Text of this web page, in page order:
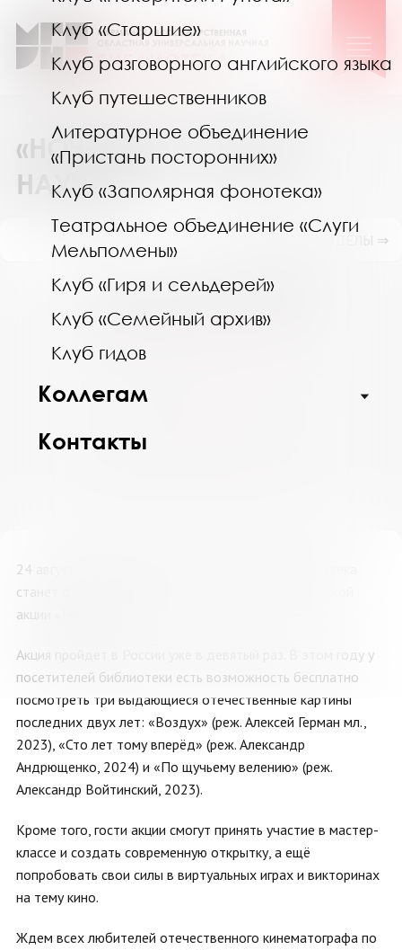
Клуб «Старшие»
Клуб разговорного английского языка
Клуб путешественников
Литературное объединение
«Пристань посторонних»
Клуб «Заполярная фонотека»
Театральное объединение «Слуги
Мельпомены»
Клуб «Гиря и сельдерей»
Клуб «Семейный архив»
Клуб гидов
Коллегам
Контакты
«НОЧЬ КИНО - 2024» В
НАУЧКЕ!
24 августа Мурманская областная научная библиотека
станет одной из площадок ежегодной Всероссийской
акции «Ночь кино»!
Акция пройдет в России уже в девятый раз. В этом году у
посетителей библиотеки есть возможность бесплатно
посмотреть три выдающиеся отечественные картины
последних двух лет: «Воздух» (реж. Алексей Герман мл.,
2023), «Сто лет тому вперёд» (реж. Александр
Андрющенко, 2024) и «По щучьему велению» (реж.
Александр Войтинский, 2023).
Кроме того, гости акции смогут принять участие в мастер-
классе и создать современную открытку, а ещё
попробовать свои силы в виртуальных играх и викторинах
на тему кино.
Ждем всех любителей отечественного кинематографа по
ПОКАЗАТЬ ПОДРАЗДЕЛЫ ⇒
Август 2026
Пн Вт Ср Чт Пт Сб
27 28
17 18